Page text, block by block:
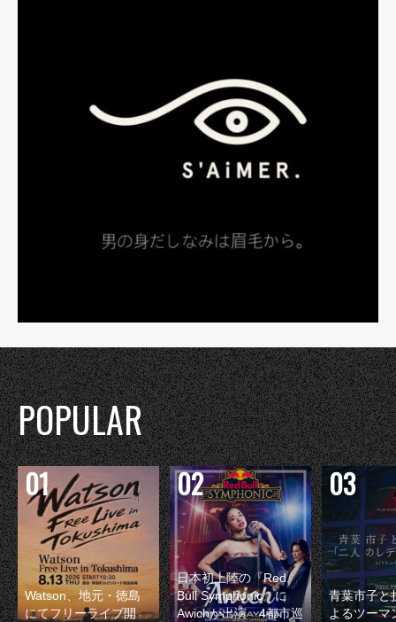
POPULAR
Watson、地元・徳島
にてフリーライブ開
日本初上陸の『Red
Bull Symphonic』に
Awichが出演 4都市巡
青葉市子と
よるツーマ